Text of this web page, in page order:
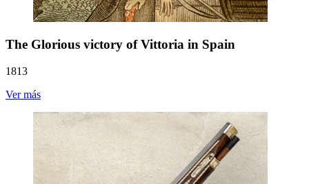
The Glorious victory of Vittoria in Spain
1813
Ver más